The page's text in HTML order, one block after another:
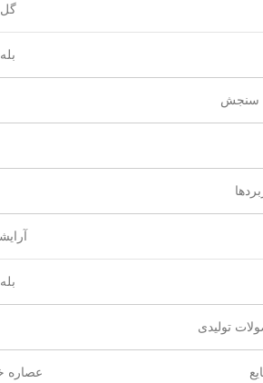
گل
بله
سنجش
بله
تولیدی